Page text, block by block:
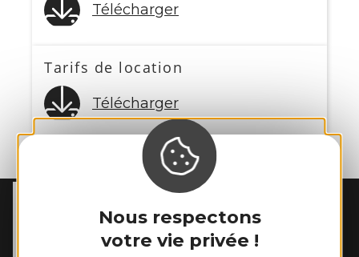
Nous respectons
votre vie privée !
Télécharger
Tarifs de location
Télécharger
MAIRIE DEREBOURGUIL
2 place de l’Eglise